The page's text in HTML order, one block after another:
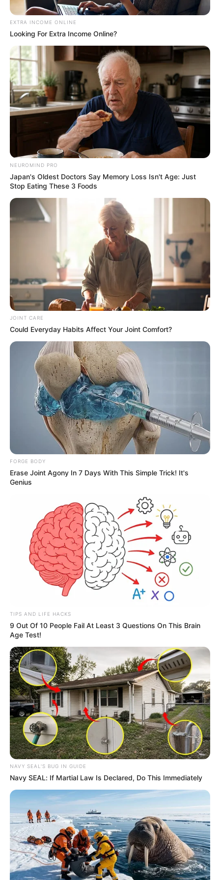
Antioquia es Mágica
Municipio de Sabaneta
Paola Agredo Tapias
Abril 11, 2024
COMPARTIR
UNIRSE AL CANAL DE WHATSAPP
La Alcaldía de Sabaneta informó sobre el inicio de la
convocatoria,“Level up! Sabaneta Bilingüe, un viaje al
conocimiento”,donde podrán participar colegios públicos
y privados del municipio y que deseen unirse a este
proyecto.
En la convocatoria se seleccionarán
sabaneteñoscon el mejor desempeño en inglés y que
pertenezcan a grupos de los grados octavo, noveno,
décimo y once.
Lea también: Enfrentamiento mortal: Habitante de calle
murió apuñalado en Medellín
Los requisitospara participar en la convocatoria “Level
up! Sabaneta Bilingüe”:
el municipio de
al momento de la
postulación.
Haber cursado al menos los gradossexto, séptimo,
octavo y/o novenoen instituciones educativas del
municipio.
Demostrar un excelente desempeño eninglés.
Contar con condiciones económicas limitadas o
poco favorables, según lasbases de datosdel
municipio de Sabaneta.
No haber viajado, estudiado o vivido en Estados
Unidos, Canadá, países de Europa, Oceanía, África o
Asia.
Todos los estudiantes deben estar afiliados al
sistema de seguridad social, ya sea como
beneficiarios del régimen contributivo o como parte
del régimen subsidiado.
Lasinscripcionesestán abiertas desde este jueves 11 de
abril, y van hasta el viernes 12 de abril a las 11:59 p.m.
Le puede interesar:Salvatore Mancuso dará versión
EXTRA INCOME ONLINE
Looking For Extra Income Online?
NEUROMIND PRO
Japan's Oldest Doctors Say Memory Loss Isn't Age: Just
Stop Eating These 3 Foods
JOINT CARE
Could Everyday Habits Affect Your Joint Comfort?
FORGE BODY
Erase Joint Agony In 7 Days With This Simple Trick! It's
Genius
TIPS AND LIFE HACKS
9 Out Of 10 People Fail At Least 3 Questions On This Brain
Age Test!
NAVY SEAL'S BUG IN GUIDE
Navy SEAL: If Martial Law Is Declared, Do This Immediately